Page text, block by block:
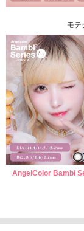
モテ
AngelColor Bambi